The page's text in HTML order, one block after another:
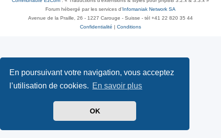
En poursuivant votre navigation, vous acceptez
l’utilisation de cookies. En savoir plus
OK
Forum hébergé par les services d’ Infomaniak Network SA
Avenue de la Praille, 26 - 1227 Carouge - Suisse - tél +41 22 820 35 44
Confidentialité
Conditions